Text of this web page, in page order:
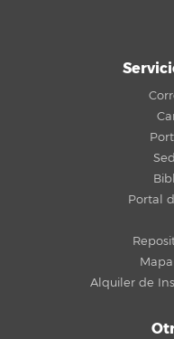
Portal
Alquiler de